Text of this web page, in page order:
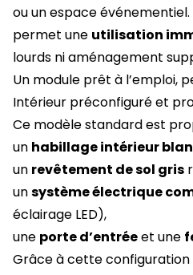
ou un espace
permet une utilisation
lourds ni aménagement
Un module prêt à l’emploi,
Intérieur préconfiguré et
Ce modèle standard est
un habillage intérieur
un revêtement de sol gris
unsystème électrique
éclairage LED),
une porte d’entréeet une
Grâce à cette configuration